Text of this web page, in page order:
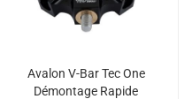
Avalon V-Bar Tec One
Démontage Rapide